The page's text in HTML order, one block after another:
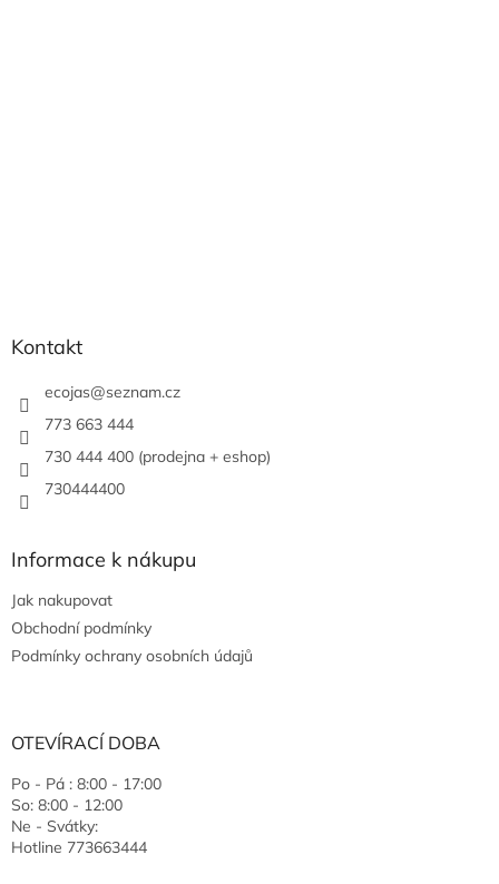
Kontakt
ecojas@seznam.cz
773 663 444
730 444 400 (prodejna + eshop)
730444400
Informace k nákupu
Jak nakupovat
Obchodní podmínky
Podmínky ochrany osobních údajů
OTEVÍRACÍ DOBA
Po - Pá : 8:00 - 17:00
So: 8:00 - 12:00
Ne - Svátky:
Hotline 773663444